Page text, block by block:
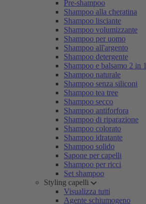
Pre-shampoo
Shampoo alla cheratina
Shampoo lisciante
Shampoo volumizzante
Shampoo per uomo
Shampoo all'argento
Shampoo detergente
Shampoo e balsamo 2 in 1
Shampoo naturale
Shampoo senza siliconi
Shampoo tea tree
Shampoo secco
Shampoo antiforfora
Shampoo di riparazione
Shampoo colorato
Shampoo idratante
Shampoo solido
Sapone per capelli
Shampoo per ricci
Set shampoo
Styling capelli
Visualizza tutti
Agente schiumogeno